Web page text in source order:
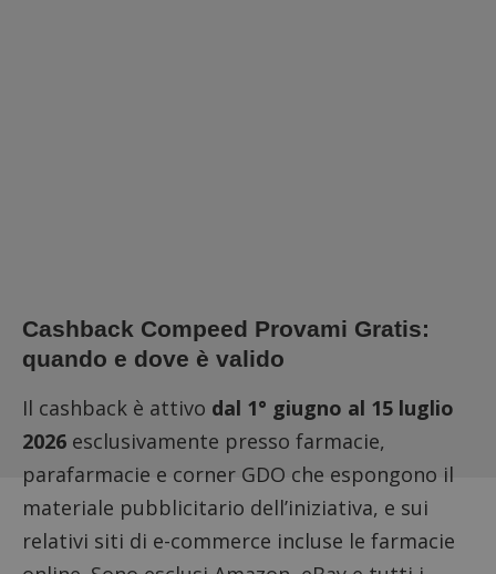
Cashback Compeed Provami Gratis:
quando e dove è valido
Il cashback è attivo dal 1° giugno al 15 luglio
2026 esclusivamente presso farmacie,
parafarmacie e corner GDO che espongono il
materiale pubblicitario dell’iniziativa, e sui
relativi siti di e-commerce incluse le farmacie